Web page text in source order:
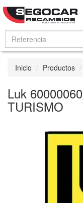
Inicio Productos
Luk
TURISMO